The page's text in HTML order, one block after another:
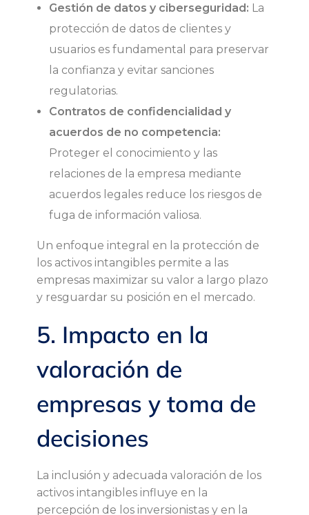
Gestión de datos y ciberseguridad: La
protección de datos de clientes y
usuarios es fundamental para preservar
la confianza y evitar sanciones
regulatorias.
Contratos de confidencialidad y
acuerdos de no competencia:
Proteger el conocimiento y las
relaciones de la empresa mediante
acuerdos legales reduce los riesgos de
fuga de información valiosa.
Un enfoque integral en la protección de
los activos intangibles permite a las
empresas maximizar su valor a largo plazo
y resguardar su posición en el mercado.
5. Impacto en la
valoración de
empresas y toma de
decisiones
La inclusión y adecuada valoración de los
activos intangibles influye en la
percepción de los inversionistas y en la